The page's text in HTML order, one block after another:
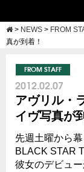
> NEWS > FROM
真が到着！
FROM STAFF
2012.02.07
アヴリル・
イヴ写真が
先週土曜から
BLACK STAR
彼女のデビュ